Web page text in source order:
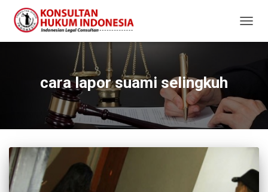
cara lapor suami selingkuh